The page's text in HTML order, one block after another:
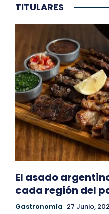
TITULARES
El asado
cada región del
Gastronomía 27 Junio,